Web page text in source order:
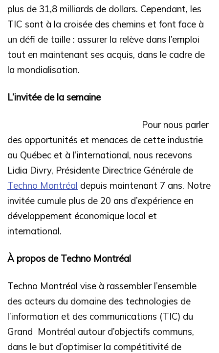
plus de 31,8 milliards de dollars. Cependant, les
TIC sont à la croisée des chemins et font face à
un défi de taille : assurer la relève dans l’emploi
tout en maintenant ses acquis, dans le cadre de
la mondialisation.
L’invitée de la semaine
Pour nous parler
des opportunités et menaces de cette industrie
au Québec et à l’international, nous recevons
Lidia Divry, Présidente Directrice Générale de
Techno Montréal depuis maintenant 7 ans. Notre
invitée cumule plus de 20 ans d’expérience en
développement économique local et
international.
À propos de Techno Montréal
Techno Montréal vise à rassembler l’ensemble
des acteurs du domaine des technologies de
l’information et des communications (TIC) du
Grand Montréal autour d’objectifs communs,
dans le but d’optimiser la compétitivité de